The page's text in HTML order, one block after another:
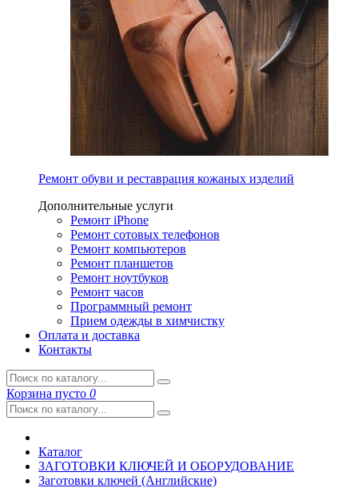
Ремонт обуви и реставрация кожаных изделий
Дополнительные услуги
Ремонт iPhone
Ремонт сотовых телефонов
Ремонт компьютеров
Ремонт планшетов
Ремонт ноутбуков
Ремонт часов
Программный ремонт
Прием одежды в химчистку
Оплата и доставка
Контакты
Корзина пусто 0
Каталог
ЗАГОТОВКИ КЛЮЧЕЙ И ОБОРУДОВАНИЕ
Заготовки ключей (Английские)